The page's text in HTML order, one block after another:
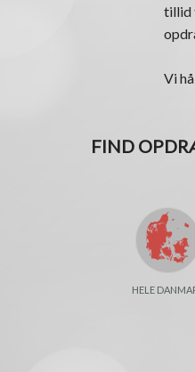
tillid
Vi
FIND
HELE